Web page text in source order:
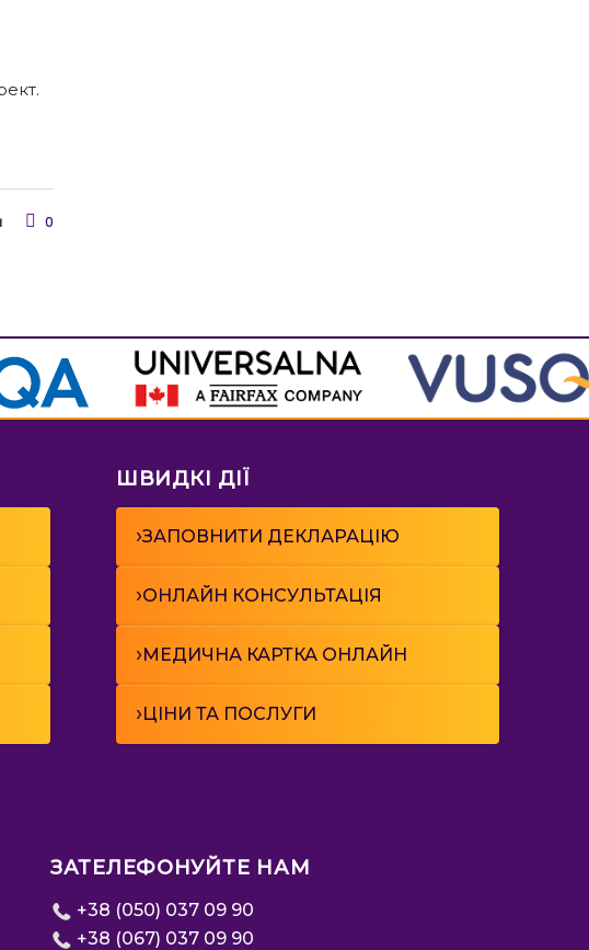
0
ШВИДКІ ДІЇ
›ЗАПОВНИТИ ДЕКЛАРАЦІЮ
›ОНЛАЙН КОНСУЛЬТАЦІЯ
› МЕДИЧНА КАРТКА ОНЛАЙН
› ЦІНИ ТА ПОСЛУГИ
ЗАТЕЛЕФОНУЙТЕ НАМ
+38 (050) 037 09 90
+38 (067) 037 09 90